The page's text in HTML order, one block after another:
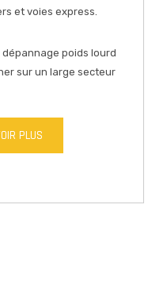
et voies express.
poids lourd
sur un large secteur
PLUS